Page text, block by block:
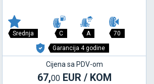
Srednja C A 70
Garancija 4 godine
Cijena sa PDV-om
67,00EUR / KOM